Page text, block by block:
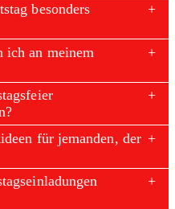
besonders
ich an meinem
für jemanden, der